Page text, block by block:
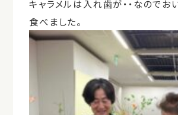
キャラメルは入れ歯が・・なのでお
食べました。